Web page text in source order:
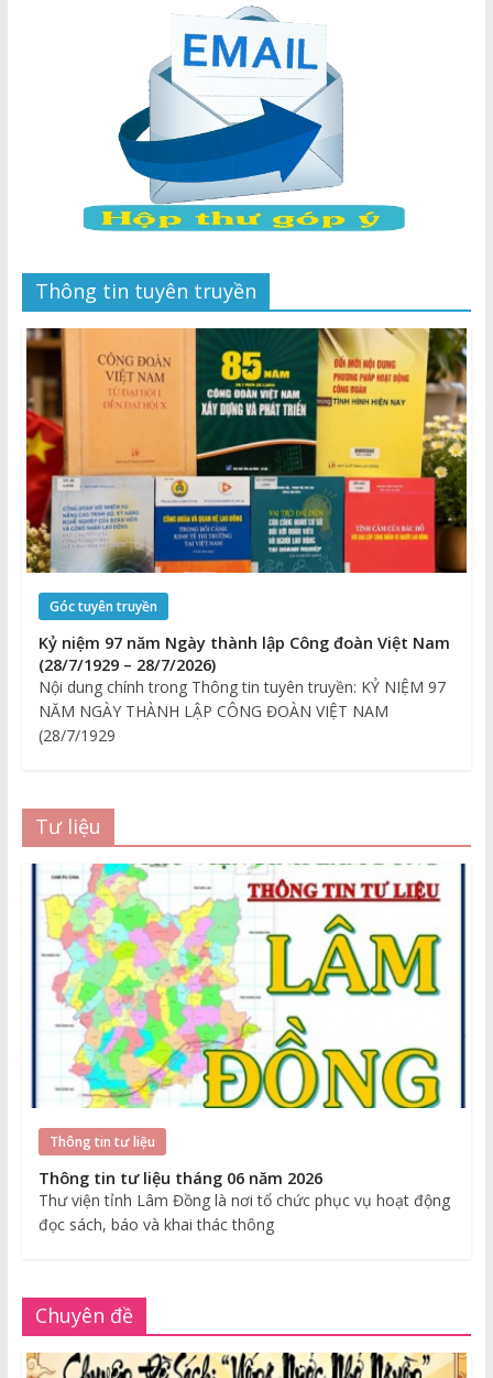
Thông tin tuyên truyền
Góc tuyên truyền
Kỷ niệm 97 năm Ngày thành lập Công đoàn Việt Nam
(28/7/1929 – 28/7/2026)
Nội dung chính trong Thông tin tuyên truyền: KỶ NIỆM 97
NĂM NGÀY THÀNH LẬP CÔNG ĐOÀN VIỆT NAM
(28/7/1929
Tư liệu
Thông tin tư liệu
Thông tin tư liệu tháng 06 năm 2026
Thư viện tỉnh Lâm Đồng là nơi tổ chức phục vụ hoạt động
đọc sách, báo và khai thác thông
Chuyên đề